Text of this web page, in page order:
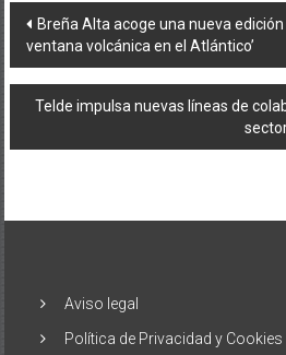
Navegación
de
entradas
Breña Alta acoge una nueva edición
ventana volcánica en el Atlántico’
Telde impulsa nuevas líneas de
Aviso legal
Política de Privacidad y Cookies